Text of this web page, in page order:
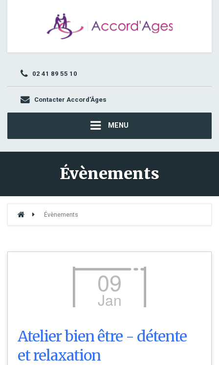
02 41 89 55 10
Contacter Accord'Âges
MENU
Évènements
Évènements
09
Jan
Atelier bien être - détente
et relaxation